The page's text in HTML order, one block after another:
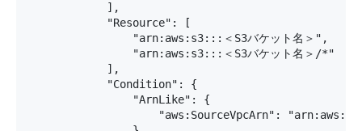
            ],
            "Resource": [
                "arn:aws:s3:::＜S3バケット名＞",
                "arn:aws:s3:::＜S3バケット名＞/*"
            ],
            "Condition": {
                "ArnLike": {
"aws:SourceVpcArn":